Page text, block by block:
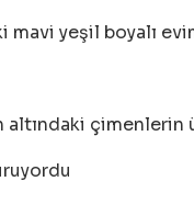
mavi yeşil boyalı
altındaki çimenlerin